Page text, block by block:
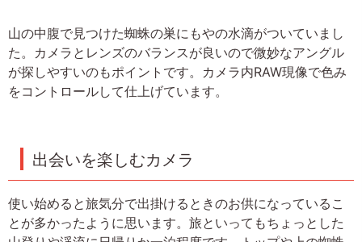
山の中腹で見つけた蜘蛛の巣にもやの水滴がついていまし
た。カメラとレンズのバランスが良いので微妙なアングル
が探しやすいのもポイントです。カメラ内RAW現像で色み
をコントロールして仕上げています。
出会いを楽しむカメラ
使い始めると旅気分で出掛けるときのお供になっているこ
とが多かったように思います。旅といってもちょっとした